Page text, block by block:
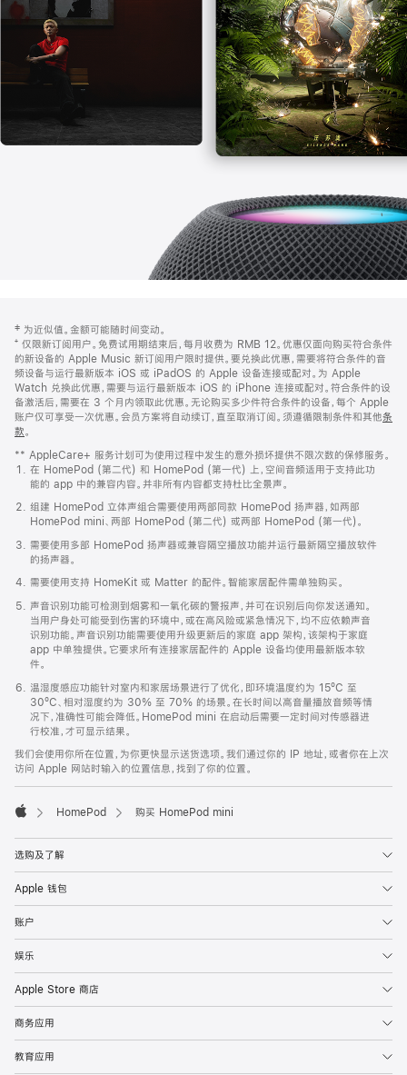
开)
页
页
脚
注
‡ 为近似值。金额可能随时间变动。
⁺ 仅限新订阅用户。免费试用期结束后，每月收费为 RMB 12。优惠仅面向购买符合条件
的新设备的 Apple Music 新订阅用户限时提供。要兑换此优惠，需要将符合条件的音
频设备与运行最新版本 iOS 或 iPadOS 的 Apple 设备连接或配对。为 Apple
Watch 兑换此优惠，需要与运行最新版本 iOS 的 iPhone 连接或配对。符合条件的设
备激活后，需要在 3 个月内领取此优惠。无论购买多少件符合条件的设备，每个 Apple
账户仅可享受一次优惠。会员方案将自动续订，直至取消订阅。须遵循限制条件和其他条
款。
窗
口
中
打
开)
** AppleCare+ 服务计划可为使用过程中发生的意外损坏提供不限次数的保修服务。
在 HomePod (第二代) 和 HomePod (第一代) 上，空间音频适用于支持此功
能的 app 中的兼容内容。并非所有内容都支持杜比全景声。
组建 HomePod 立体声组合需要使用两部同款 HomePod 扬声器，如两部
HomePod mini、两部 HomePod (第二代) 或两部 HomePod (第一代)。
需要使用多部 HomePod 扬声器或兼容隔空播放功能并运行最新隔空播放软件
的扬声器。
需要使用支持 HomeKit 或 Matter 的配件。智能家居配件需单独购买。
声音识别功能可检测到烟雾和一氧化碳的警报声，并可在识别后向你发送通知。
当用户身处可能受到伤害的环境中，或在高风险或紧急情况下，均不应依赖声音
识别功能。声音识别功能需要使用升级更新后的家庭 app 架构，该架构于家庭
app 中单独提供。它要求所有连接家居配件的 Apple 设备均使用最新版本软
件。
温湿度感应功能针对室内和家居场景进行了优化，即环境温度约为 15ºC 至
30ºC、相对湿度约为 30% 至 70% 的场景。在长时间以高音量播放音频等情
况下，准确性可能会降低。HomePod mini 在启动后需要一定时间对传感器进
行校准，才可显示结果。
我们会使用你所在位置，为你更快显示送货选项。我们通过你的 IP 地址，或者你在上次
访问 Apple 网站时输入的位置信息，找到了你的位置。
HomePod 购买 HomePod mini
选购及了解
Apple 钱包
账户
娱乐
Apple Store 商店
商务应用
教育应用